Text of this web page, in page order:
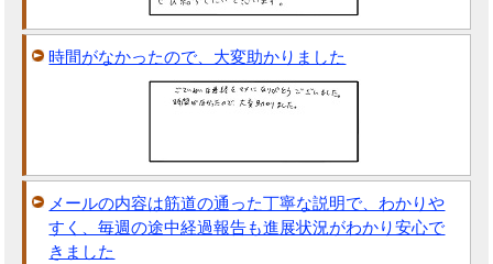
時間がなかったので、大変助かりました
メールの内容は筋道の通った丁寧な説明で、わかりや
すく、毎週の途中経過報告も進展状況がわかり安心で
きました